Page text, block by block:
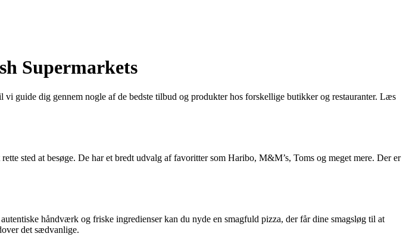
Supermarkets
guide dig gennem nogle af de bedste tilbud og produkter hos forskellige butikker og restauranter. Læs
sted at besøge. De har et bredt udvalg af favoritter som Haribo, M&M’s, Toms og meget mere. Der er
håndværk og friske ingredienser kan du nyde en smagfuld pizza, der får dine smagsløg til at
det sædvanlige.